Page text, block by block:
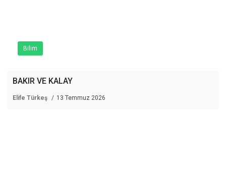
Bilim
BAKIR VE KALAY
Elife Türkeş 13 Temmuz 2026